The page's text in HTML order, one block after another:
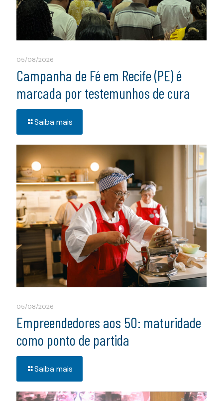
05/08/2026
Campanha de Fé em Recife (PE) é
marcada por testemunhos de cura
Saiba mais
05/08/2026
Empreendedores aos 50: maturidade
como ponto de partida
Saiba mais